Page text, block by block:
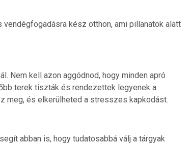
kész otthon, ami pillanatok alatt
Nem kell azon aggódnod, hogy minden apró
terek tiszták és rendezettek legyenek a
meg, és elkerülheted a stresszes kapkodást.
abban is, hogy tudatosabbá válj a tárgyak